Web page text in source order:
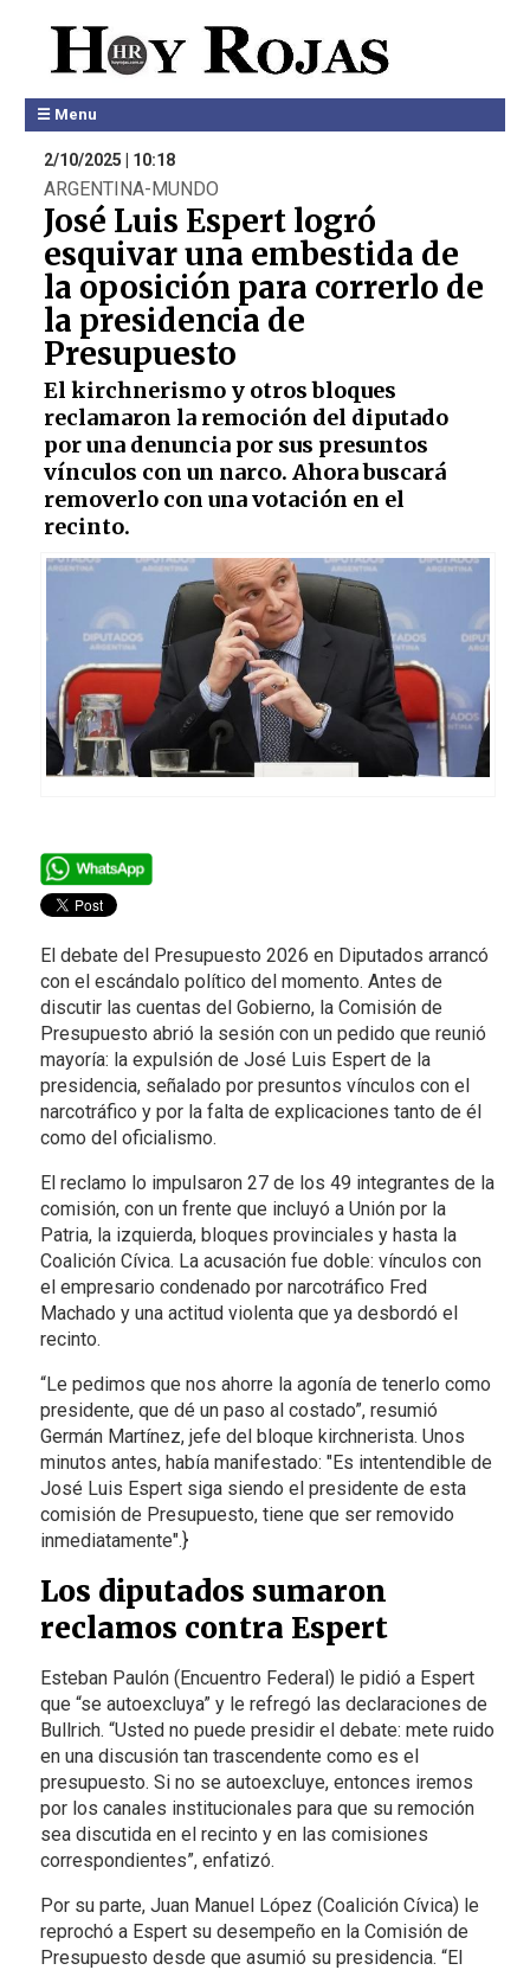
☰ Menu
2/10/2025 | 10:18
ARGENTINA-MUNDO
José Luis Espert logró
esquivar una embestida de
la oposición para correrlo de
la presidencia de
Presupuesto
El kirchnerismo y otros bloques
reclamaron la remoción del diputado
por una denuncia por sus presuntos
vínculos con un narco. Ahora buscará
removerlo con una votación en el
recinto.
El debate del Presupuesto 2026 en Diputados arrancó
con el escándalo político del momento. Antes de
discutir las cuentas del Gobierno, la Comisión de
Presupuesto abrió la sesión con un pedido que reunió
mayoría: la expulsión de José Luis Espert de la
presidencia, señalado por presuntos vínculos con el
narcotráfico y por la falta de explicaciones tanto de él
como del oficialismo.
El reclamo lo impulsaron 27 de los 49 integrantes de la
comisión, con un frente que incluyó a Unión por la
Patria, la izquierda, bloques provinciales y hasta la
Coalición Cívica. La acusación fue doble: vínculos con
el empresario condenado por narcotráfico Fred
Machado y una actitud violenta que ya desbordó el
recinto.
“Le pedimos que nos ahorre la agonía de tenerlo como
presidente, que dé un paso al costado”, resumió
Germán Martínez, jefe del bloque kirchnerista. Unos
minutos antes, había manifestado: "Es intentendible de
José Luis Espert siga siendo el presidente de esta
comisión de Presupuesto, tiene que ser removido
inmediatamente".}
Los diputados sumaron
reclamos contra Espert
Esteban Paulón (Encuentro Federal) le pidió a Espert
que “se autoexcluya” y le refregó las declaraciones de
Bullrich. “Usted no puede presidir el debate: mete ruido
en una discusión tan trascendente como es el
presupuesto. Si no se autoexcluye, entonces iremos
por los canales institucionales para que su remoción
sea discutida en el recinto y en las comisiones
correspondientes”, enfatizó.
Por su parte, Juan Manuel López (Coalición Cívica) le
reprochó a Espert su desempeño en la Comisión de
Presupuesto desde que asumió su presidencia. “El